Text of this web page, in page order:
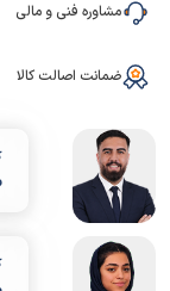
مشاوره فنی و مالی
ضمانت اصالت کالا